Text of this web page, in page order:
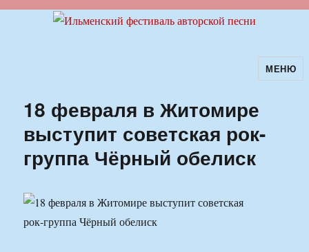
Ильменский фестиваль авторской
песни
МЕНЮ
18 февраля в Житомире
выступит советская рок-
группа Чёрный обелиск